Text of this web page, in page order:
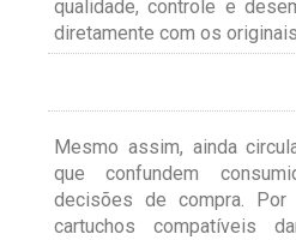
qualidade, controle e
diretamente com os
Mesmo assim, ainda
que confundem
decisões de compra. Por
cartuchos compatíveis